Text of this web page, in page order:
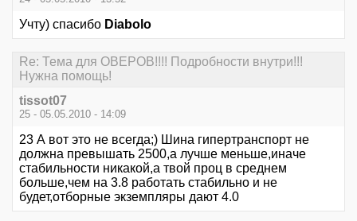
Учту) спасибо Diabolo
Re: Тема для ОВЕРОВ!!!! Подробности внутри!!!
Нужна помощь!
tissot07
25 - 05.05.2010 - 14:09
23 А вот это не всегда;) Шина гипертранспорт не
должна превышать 2500,а лучше меньше,иначе
стабильности никакой,а твой проц в среднем
больше,чем на 3.8 работать стабильно и не
будет,отборные экземпляры дают 4.0